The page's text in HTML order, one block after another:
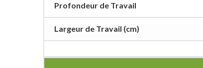
Profondeur de Travail
Largeur de Travail (cm)